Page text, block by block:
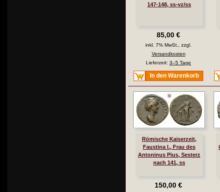
147-148, ss-vz/ss
85,00 €
inkl. 7% MwSt., zzgl.
Versandkosten
Lieferzeit: 3–5 Tage
In den Warenkorb
Römische Kaiserzeit,
Faustina I., Frau des
Antoninus Pius, Sesterz
nach 141, ss
150,00 €